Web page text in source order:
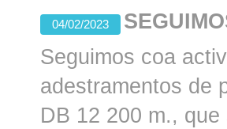
04/02/2023
Seguimos coa
adestramentos de
DB 12 200 m.,